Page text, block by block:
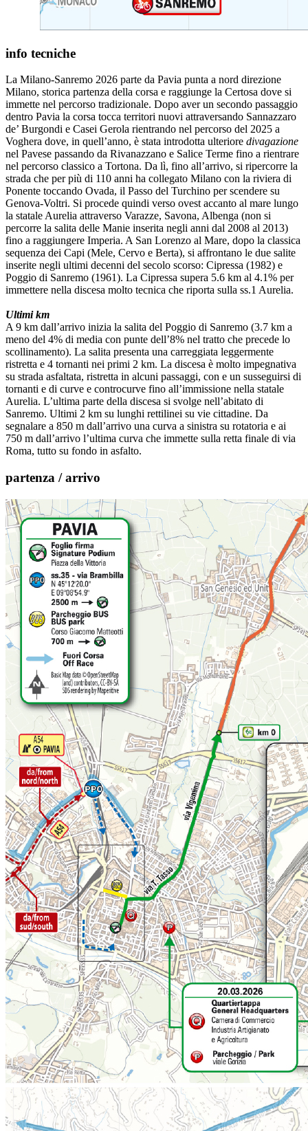
info tecniche
La Milano-Sanremo 2026 parte da Pavia punta a nord direzione
Milano, storica partenza della corsa e raggiunge la Certosa dove si
immette nel percorso tradizionale. Dopo aver un secondo passaggio
dentro Pavia la corsa tocca territori nuovi attraversando Sannazzaro
de’ Burgondi e Casei Gerola rientrando nel percorso del 2025 a
Voghera dove, in quell’anno, è stata introdotta ulteriore divagazione
nel Pavese passando da Rivanazzano e Salice Terme fino a rientrare
nel percorso classico a Tortona. Da lì, fino all’arrivo, si ripercorre la
strada che per più di 110 anni ha collegato Milano con la riviera di
Ponente toccando Ovada, il Passo del Turchino per scendere su
Genova-Voltri. Si procede quindi verso ovest accanto al mare lungo
la statale Aurelia attraverso Varazze, Savona, Albenga (non si
percorre la salita delle Manie inserita negli anni dal 2008 al 2013)
fino a raggiungere Imperia. A San Lorenzo al Mare, dopo la classica
sequenza dei Capi (Mele, Cervo e Berta), si affrontano le due salite
inserite negli ultimi decenni del secolo scorso: Cipressa (1982) e
Poggio di Sanremo (1961). La Cipressa supera 5.6 km al 4.1% per
immettere nella discesa molto tecnica che riporta sulla ss.1 Aurelia.
Ultimi km
A 9 km dall’arrivo inizia la salita del Poggio di Sanremo (3.7 km a
meno del 4% di media con punte dell’8% nel tratto che precede lo
scollinamento). La salita presenta una carreggiata leggermente
ristretta e 4 tornanti nei primi 2 km. La discesa è molto impegnativa
su strada asfaltata, ristretta in alcuni passaggi, con e un susseguirsi di
tornanti e di curve e controcurve fino all’immissione nella statale
Aurelia. L’ultima parte della discesa si svolge nell’abitato di
Sanremo. Ultimi 2 km su lunghi rettilinei su vie cittadine. Da
segnalare a 850 m dall’arrivo una curva a sinistra su rotatoria e ai
750 m dall’arrivo l’ultima curva che immette sulla retta finale di via
Roma, tutto su fondo in asfalto.
partenza / arrivo